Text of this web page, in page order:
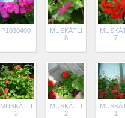
P1030400
MUSKÁTLI
8
7
MUSKÁTLI
3
MUSKÁTLI
2
1